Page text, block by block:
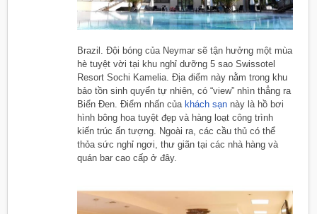
Brazil. Đội bóng của Neymar sẽ tận hưởng một mùa
hè tuyệt vời tại khu nghỉ dưỡng 5 sao Swissotel
Resort Sochi Kamelia. Địa điểm này nằm trong khu
bảo tồn sinh quyển tự nhiên, có “view” nhìn thẳng ra
Biển Đen. Điểm nhấn của khách sạn này là hồ bơi
hình bông hoa tuyệt đẹp và hàng loạt công trình
kiến trúc ấn tượng. Ngoài ra, các cầu thủ có thể
thỏa sức nghỉ ngơi, thư giãn tại các nhà hàng và
quán bar cao cấp ở đây.